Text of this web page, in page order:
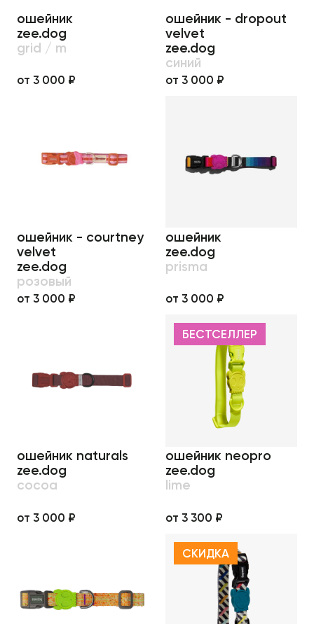
ошейник
zee.dog
grid / m
от 3 000 ₽
ошейник - dropout
velvet
zee.dog
синий
от 3 000 ₽
ошейник - courtney
velvet
zee.dog
розовый
от 3 000 ₽
ошейник
zee.dog
prisma
от 3 000 ₽
ошейник naturals
zee.dog
cocoa
от 3 000 ₽
БЕСТСЕЛЛЕР
ошейник neopro
zee.dog
lime
от 3 300 ₽
СКИДКА